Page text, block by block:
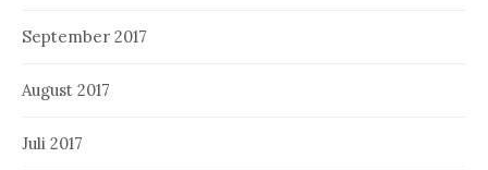
September 2017
August 2017
Juli 2017